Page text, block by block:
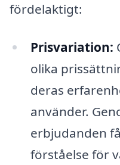
fördelaktigt:
Prisvariation:
olika
deras
använder.
erbjudanden
förståelse för